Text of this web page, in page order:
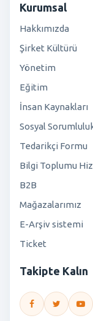
Kurumsal
Hakkımızda
Şirket Kültürü
Yönetim
Eğitim
İnsan Kaynakları
Sosyal
Tedarikçi Formu
Bilgi Toplumu
B2B
Mağazalarımız
E-Arşiv sistemi
Ticket
Takipte Kalın